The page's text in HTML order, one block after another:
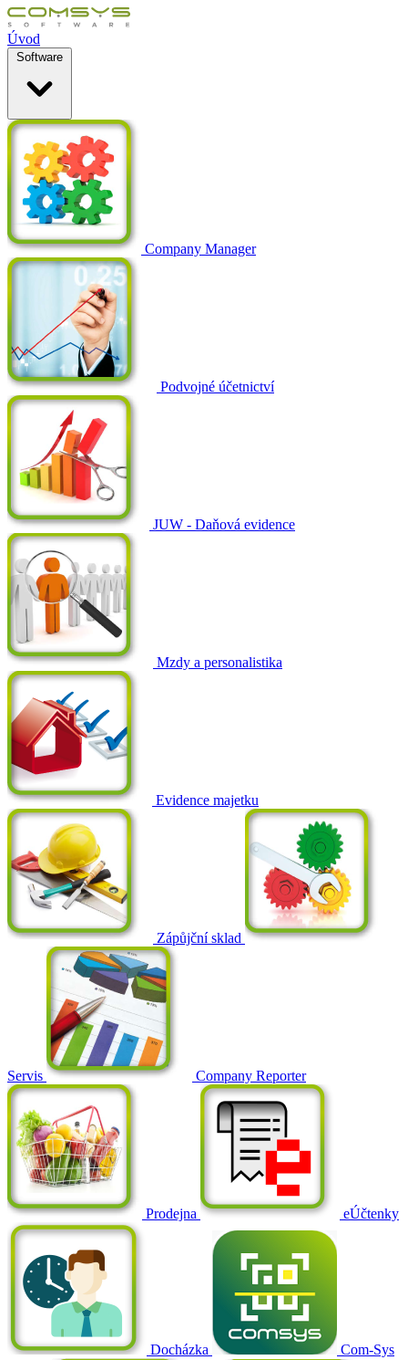
Úvod
Software
Company Manager
Podvojné účetnictví
JUW - Daňová evidence
Mzdy a personalistika
Evidence majetku
Zápůjční sklad
Servis Company Reporter
Prodejna eÚčtenky
Docházka Com-Sys